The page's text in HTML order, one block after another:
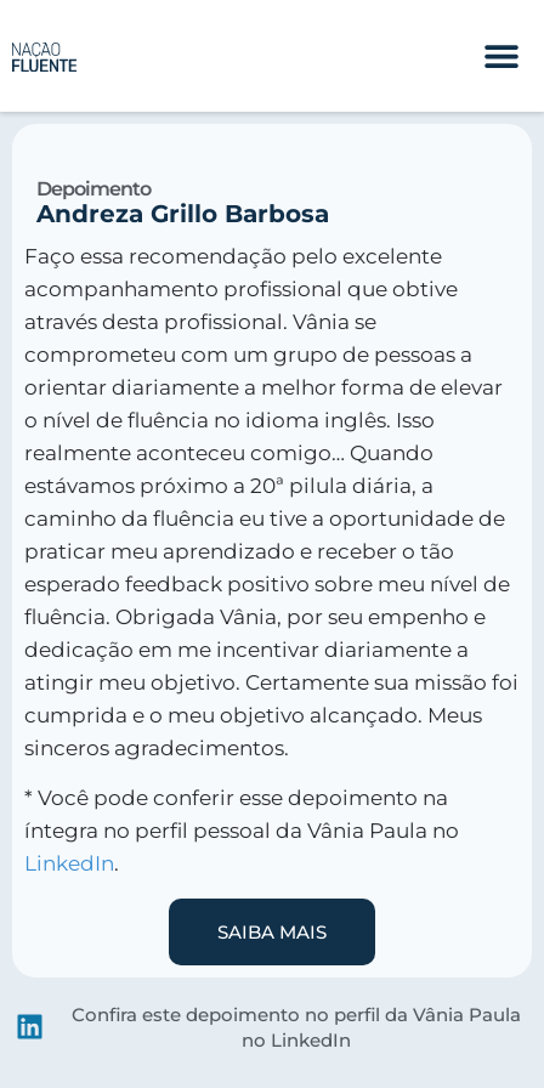
Depoimento
Andreza Grillo Barbosa
Faço essa recomendação pelo excelente
acompanhamento profissional que obtive
através desta profissional. Vânia se
comprometeu com um grupo de pessoas a
orientar diariamente a melhor forma de elevar
o nível de fluência no idioma inglês. Isso
realmente aconteceu comigo… Quando
estávamos próximo a 20ª pilula diária, a
caminho da fluência eu tive a oportunidade de
praticar meu aprendizado e receber o tão
esperado feedback positivo sobre meu nível de
fluência. Obrigada Vânia, por seu empenho e
dedicação em me incentivar diariamente a
atingir meu objetivo. Certamente sua missão foi
cumprida e o meu objetivo alcançado. Meus
sinceros agradecimentos.
* Você pode conferir esse depoimento na
íntegra no perfil pessoal da Vânia Paula no
LinkedIn.
SAIBA MAIS
Confira este depoimento no perfil da Vânia Paula
no LinkedIn